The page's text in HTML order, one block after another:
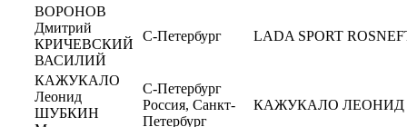
ВОРОНОВ
Дмитрий
КРИЧЕВСКИЙ
ВАСИЛИЙ
С-Петербург LADA SPORT
КАЖУКАЛО
Леонид
ШУБКИН
С-Петербург
Россия, Санкт-
Петербург
КАЖУКАЛО ЛЕОНИД